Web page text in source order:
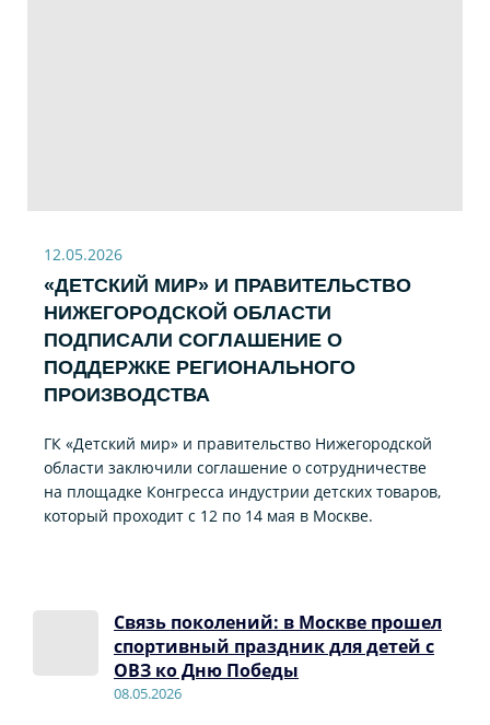
12.05.2026
«ДЕТСКИЙ МИР» И ПРАВИТЕЛЬСТВО
НИЖЕГОРОДСКОЙ ОБЛАСТИ
ПОДПИСАЛИ СОГЛАШЕНИЕ О
ПОДДЕРЖКЕ РЕГИОНАЛЬНОГО
ПРОИЗВОДСТВА
ГК «Детский мир» и правительство Нижегородской
области заключили соглашение о сотрудничестве
на площадке Конгресса индустрии детских товаров,
который проходит с 12 по 14 мая в Москве.
Связь поколений: в Москве прошел
спортивный праздник для детей с
ОВЗ ко Дню Победы
08.05.2026